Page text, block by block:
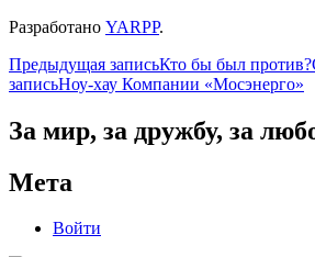
Разработано YARPP.
Навигация
по
записям
Предыдущая записьКто бы был против?
записьНоу-хау Компании «Мосэнерго»
За мир, за дружбу, за
Мета
Войти